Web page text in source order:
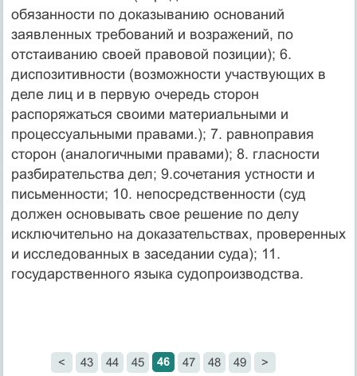
обязанности по доказыванию оснований
заявленных требований и возражений, по
отстаиванию своей правовой позиции); 6.
диспозитивности (возможности участвующих в
деле лиц и в первую очередь сторон
распоряжаться своими материальными и
процессуальными правами.); 7. равноправия
сторон (аналогичными правами); 8. гласности
разбирательства дел; 9.сочетания устности и
письменности; 10. непосредственности (суд
должен основывать свое решение по делу
исключительно на доказательствах, проверенных
и исследованных в заседании суда); 11.
государственного языка судопроизводства.
< 43 44 45 46 47 48 49 >